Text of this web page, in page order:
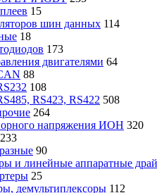
15
шин данных 114
18
173
двигателями 64
88
108
RS423, RS422 508
264
напряжения ИОН 320
233
90
и линейные аппаратные
25
демультиплексоры 112